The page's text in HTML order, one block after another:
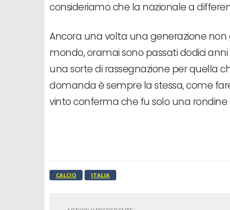
consideriamo che la nazionale a
Ancora una volta una generazione
mondo, oramai sono passati dodici
una sorte di rassegnazione per quella
domanda è sempre la stessa, come
vinto conferma che fu solo una
CALCIO ITALIA